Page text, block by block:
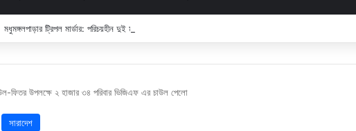
মধুমঙ্গলপাড়ার ট্রিপল মার্ডার: পরিচয়হীন দুই মরদেহের স্বজনের খোঁজ পুলিশের
ফিতর উপলক্ষে ২ হাজার ৩৪ পরিবার ভিজিএফ এর চাউল পেলো
সারাদেশ